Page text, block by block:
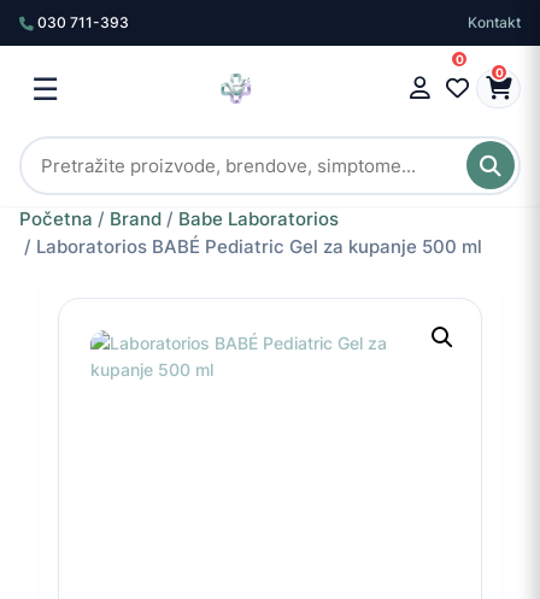
030 711-393 Kontakt
☰
0
0
Početna / Brand / Babe Laboratorios
/ Laboratorios BABÉ Pediatric Gel za kupanje 500 ml